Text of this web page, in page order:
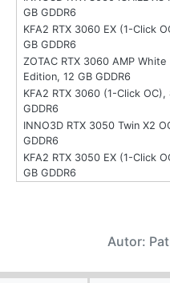
GB GDDR6
KFA2 RTX 3060 EX (1-Click
GB GDDR6
ZOTAC RTX 3060 AMP White
Edition, 12 GB GDDR6
KFA2 RTX 3060 (1-Click OC),
GDDR6
INNO3D RTX 3050 Twin X2
GDDR6
KFA2 RTX 3050 EX (1-Click
GB GDDR6
Autor: